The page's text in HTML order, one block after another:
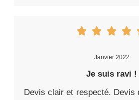
Janvier 2022
Je suis ravi !
Devis clair et respecté. Devis